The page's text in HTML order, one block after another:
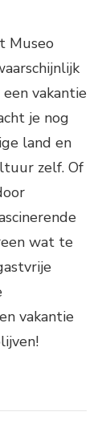
Museo
vakantie
je nog
land en
zelf. Of
wat te
vakantie